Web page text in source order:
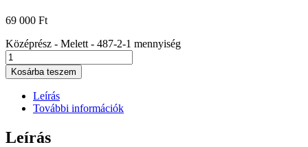
69 000 Ft
Középrész - Melett - 487-2-1 mennyiség
Kosárba teszem
Leírás
További információk
Leírás